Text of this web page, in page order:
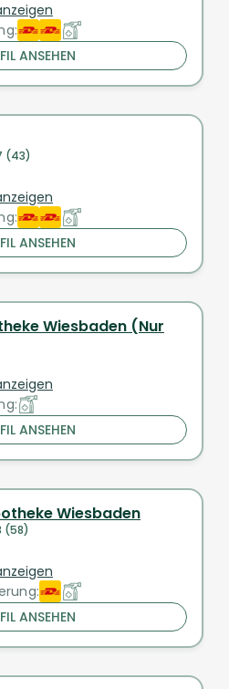
ANSEHEN
(43)
ANSEHEN
Wiesbaden (Nur
ANSEHEN
Wiesbaden
(58)
ANSEHEN